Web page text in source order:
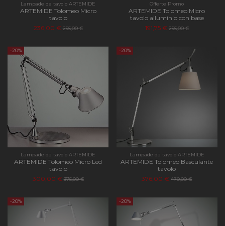
Lampade da tavolo ARTEMIDE
ARTEMIDE Tolomeo Micro
tavolo
236,00 € 295,00 €
Offerte Promo
ARTEMIDE Tolomeo Micro
tavolo alluminio con base
191,75 € 295,00 €
-20%
Lampade da tavolo ARTEMIDE
ARTEMIDE Tolomeo Micro Led
tavolo
300,00 € 375,00 €
-20%
Lampade da tavolo ARTEMIDE
ARTEMIDE Tolomeo Basculante
tavolo
376,00 € 470,00 €
-20% -20%